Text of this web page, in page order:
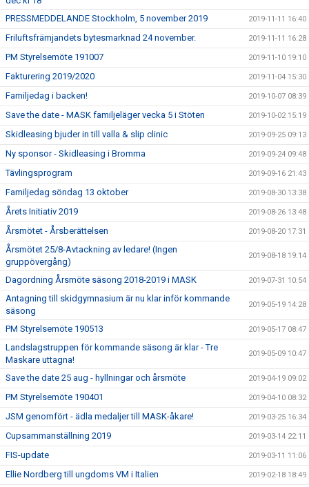
PRESSMEDDELANDE Stockholm, 5 november 2019
2019-11-11 16:40
Friluftsfrämjandets bytesmarknad 24 november. 2019-11-11 16:28
PM Styrelsemöte 191007 2019-11-10 19:10
Fakturering 2019/2020 2019-11-04 15:30
Familjedag i backen! 2019-10-07 08:39
Save the date - MASK familjeläger vecka 5 i Stöten 2019-10-02 15:19
Skidleasing bjuder in till valla & slip clinic 2019-09-25 09:13
Ny sponsor - Skidleasing i Bromma 2019-09-24 09:48
Tävlingsprogram 2019-09-16 21:43
Familjedag söndag 13 oktober 2019-08-30 13:38
Årets Initiativ 2019 2019-08-26 13:48
Årsmötet - Årsberättelsen 2019-08-20 17:31
Årsmötet 25/8-Avtackning av ledare! (Ingen
gruppövergång)
2019-08-18 19:14
Dagordning Årsmöte säsong 2018-2019 i MASK 2019-07-31 10:54
Antagning till skidgymnasium är nu klar inför kommande
säsong
2019-05-19 14:28
PM Styrelsemöte 190513 2019-05-17 08:47
Landslagstruppen för kommande säsong är klar - Tre
Maskare uttagna!
2019-05-09 10:47
Save the date 25 aug - hyllningar och årsmöte 2019-04-19 09:02
PM Styrelsemöte 190401 2019-04-10 08:32
JSM genomfört - ädla medaljer till MASK-åkare! 2019-03-25 16:34
Cupsammanställning 2019 2019-03-14 22:11
FIS-update 2019-03-11 11:06
Ellie Nordberg till ungdoms VM i Italien 2019-02-18 18:49